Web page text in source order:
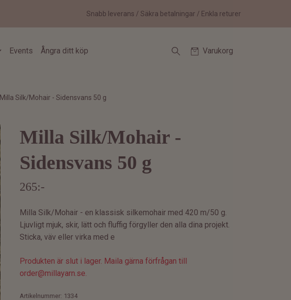
Snabb leverans / Säkra betalningar / Enkla returer
Events Ångra ditt köp Varukorg
Milla Silk/Mohair - Sidensvans 50 g
Milla Silk/Mohair -
Sidensvans 50 g
265:-
Milla Silk/Mohair - en klassisk silkemohair med 420 m/50 g.
Ljuvligt mjuk, skir, lätt och fluffig förgyller den alla dina projekt.
Sticka, väv eller virka med e
Produkten är slut i lager. Maila gärna förfrågan till
order@millayarn.se.
Artikelnummer: 1334